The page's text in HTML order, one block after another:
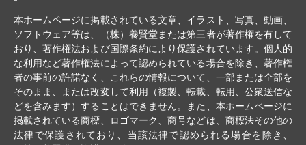
本ホームページに掲載されている文章、イラスト、写真、動画、
ソフトウェア等は、（株）養賢堂または第三者が著作権を有して
おり、著作権法および国際条約により保護されています。個人的
な利用など著作権法によって認められている場合を除き、著作権
者の事前の許諾なく、これらの情報について、一部または全部を
そのまま、または改変して利用（複製、転載、転用、公衆送信な
どを含みます）することはできません。また、本ホームページに
掲載されている商標、ロゴマーク、商号などは、商標法その他の
法律で保護されており、当該法律で認められる場合を除き、